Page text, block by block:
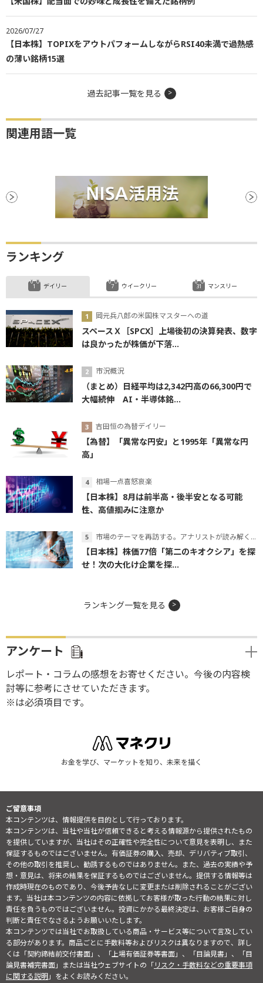
2026/07/27
【日本株】TOPIXをアウトパフォームしながらRSI40未満で過熱感
の薄い銘柄15選
過去記事一覧を見る
関連用語一覧
ランキング
デイリー
岡元兵八郎の米国株マスターへの道
スペースＸ［SPCX］上場後初の決算発表、数字
は良かったが株価が下落...
市況概況
（まとめ）日経平均は2,342円高の66,300円で
大幅続伸 AI・半導体銘...
吉田恒の為替デイリー
【為替】「異常な円安」と1995年「異常な円
高」
相場一点喜怒哀楽
【日本株】8月は前半高・後半安となる可能
性、高値掴みに注意か
市場のテーマを再訪する。アナリストが読み解くテーマの本質
【日本株】株価77倍「第二のキオクシア」を探
せ！次の大化け企業を探...
ウイークリー マンスリー
ランキング一覧を見る
アンケート
レポート・コラムの感想をお寄せください。今後の内容検
討等に参考にさせていただきます。
※は必須項目です。
お金を学び、マーケットを知り、未来を描く
ご留意事項
本コンテンツは、情報提供を目的として行っております。
本コンテンツは、当社や当社が信頼できると考える情報源から提供されたもの
を提供していますが、当社はその正確性や完全性について意見を表明し、また
保証するものではございません。有価証券の購入、売却、デリバティブ取引、
その他の取引を推奨し、勧誘するものではありません。また、過去の実績や予
想・意見は、将来の結果を保証するものではございません。提供する情報等は
作成時現在のものであり、今後予告なしに変更または削除されることがござい
ます。当社は本コンテンツの内容に依拠してお客様が取った行動の結果に対し
責任を負うものではございません。投資にかかる最終決定は、お客様ご自身の
判断と責任でなさるようお願いいたします。
本コンテンツでは当社でお取扱している商品・サービス等について言及してい
る部分があります。商品ごとに手数料等およびリスクは異なりますので、詳し
くは「契約締結前交付書面」、「上場有価証券等書面」、「目論見書」、「目
論見書補完書面」または当社ウェブサイトの「リスク・手数料などの重要事項
に関する説明」をよくお読みください。